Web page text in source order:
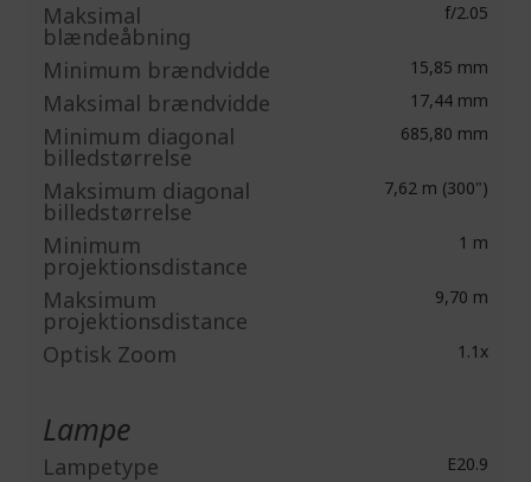
Maksimal
blændeåbning
f/2.05
Minimum brændvidde 15,85 mm
Maksimal brændvidde 17,44 mm
Minimum diagonal
billedstørrelse
685,80 mm
Maksimum diagonal
billedstørrelse
7,62 m (300")
Minimum
projektionsdistance
1 m
Maksimum
projektionsdistance
9,70 m
Optisk Zoom 1.1x
Lampe
Lampetype E20.9